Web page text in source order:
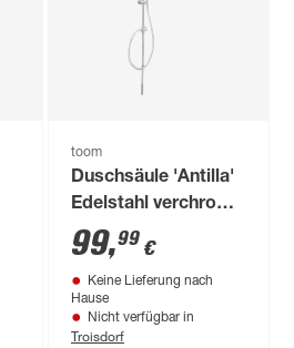
toom
Duschsäule 'Antilla'
Edelstahl verchromt
95 cm
99,99 €
Keine Lieferung nach
Hause
Nicht verfügbar in
Troisdorf